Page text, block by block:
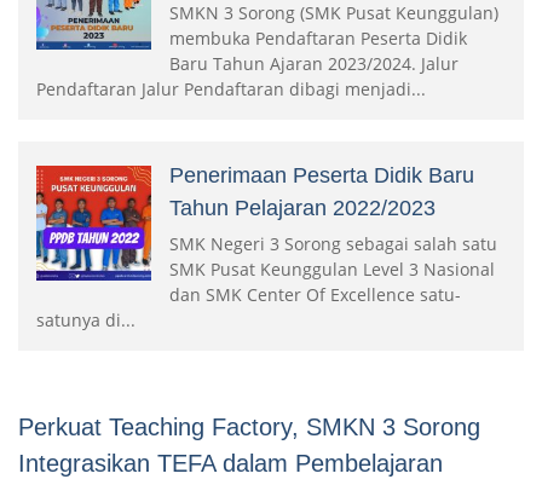
SMKN 3 Sorong (SMK Pusat Keunggulan)
membuka Pendaftaran Peserta Didik
Baru Tahun Ajaran 2023/2024. Jalur
Pendaftaran Jalur Pendaftaran dibagi menjadi...
Penerimaan Peserta Didik Baru
Tahun Pelajaran 2022/2023
SMK Negeri 3 Sorong sebagai salah satu
SMK Pusat Keunggulan Level 3 Nasional
dan SMK Center Of Excellence satu-
satunya di...
Perkuat Teaching Factory, SMKN 3 Sorong
Integrasikan TEFA dalam Pembelajaran